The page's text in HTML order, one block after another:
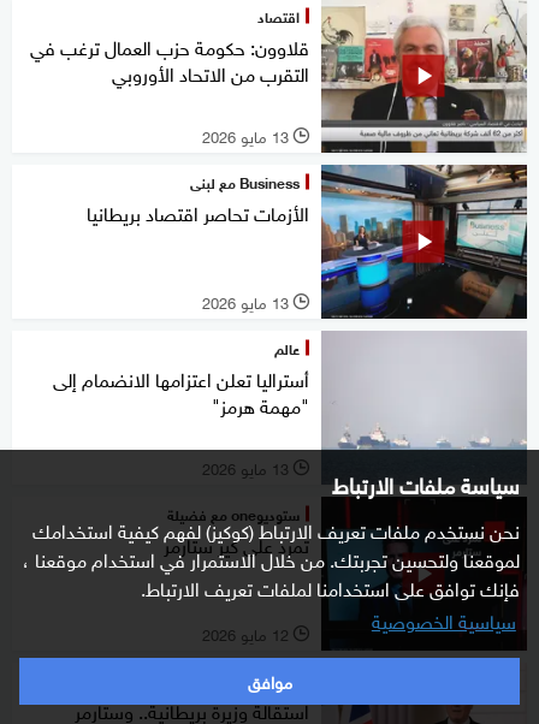
سياسة ملفات الارتباط
نحن نستخدم ملفات تعريف الارتباط (كوكيز) لفهم كيفية استخدامك
لموقعنا ولتحسين تجربتك. من خلال الاستمرار في استخدام موقعنا ،
فإنك توافق على استخدامنا لملفات تعريف الارتباط.
سياسية الخصوصية
موافق
اقتصاد
قلاوون: حكومة حزب العمال ترغب في
التقرب من الاتحاد الأوروبي
l 13 مايو 2026
Business مع لبنى
الأزمات تحاصر اقتصاد بريطانيا
l 13 مايو 2026
عالم
أستراليا تعلن اعتزامها الانضمام إلى
"مهمة هرمز"
l 13 مايو 2026
ستوديوone مع فضيلة
تمرد على كير ستارمر
l 12 مايو 2026
عالم
استقالة وزيرة بريطانية.. وستارمر